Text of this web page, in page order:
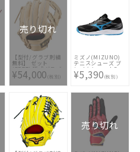
売り切れ
【型付/グラブ刺繍
無料】 ゼット
(ZETT) 硬式グラブ
グローブ プロステ
イタスSEシリーズ
二塁手遊撃手用 今
BPROG760S-LH-
3200 [ 型付け無料
硬式グラブ刺繍2ヶ
所無料(単色のみ)※
縁取り・影付きの場
合、1ヶ所+3300円
(税込)]
¥54,000(税別)
ミズノ(MIZUNO)
テニスシューズ ブ
レイクショット5
WIDE OC
61GB254166
¥5,390(税別)
売り切れ